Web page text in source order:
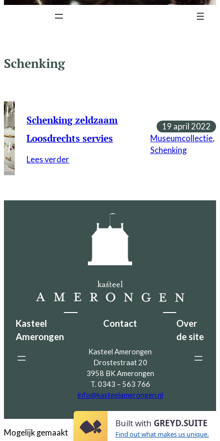
Built with GREYD.SUITE
Find out what makes us unique.
Schenking
Schenking zeldzaam
Loosdrechts servies
Lees verder
19 april 2022
Museumcollectie
Schenking
Kasteel
Amerongen
Contact
Kasteel Amerongen
Drostestraat 20
3958 BK Amerongen
T. 0343 – 563 766
info@kasteelamerongen.nl
Over
de site
Mogelijk gemaakt